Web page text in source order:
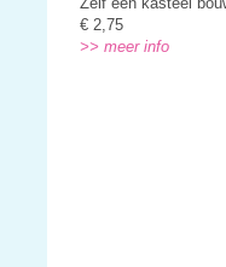
€ 2,75
>> meer info